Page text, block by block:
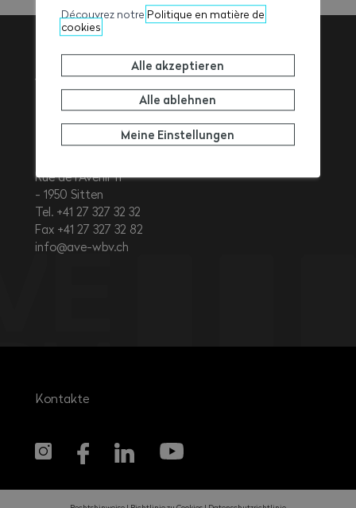
Walliser
Baumeisterverband
Rue de l’Avenir 11
1950 Sitten
Tel. +41 27 327 32 32
Fax +41 27 327 32 82
info@ave-wbv.ch
Kontakte
Découvrez notre Politique en matière de
cookies
Alle akzeptieren
Alle ablehnen
Meine Einstellungen